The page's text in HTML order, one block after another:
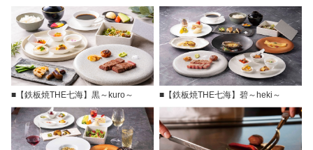
■【鉄板焼THE七海】黒～kuro～ ■【鉄板焼THE七海】碧～heki～